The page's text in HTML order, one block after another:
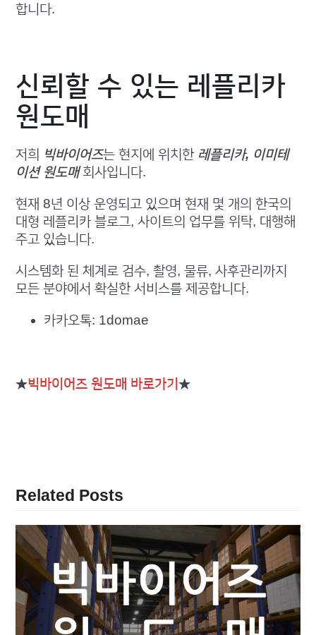
합니다.
신뢰할 수 있는 레플리카
원도매
저희 빅바이어즈는 현지에 위치한 레플리카, 이미테
이션 원도매회사입니다.
현재 8년 이상 운영되고 있으며 현재 몇 개의 한국의
대형 레플리카 블로그, 사이트의 업무를 위탁, 대행해
주고 있습니다.
시스템화 된 체계로 검수, 촬영, 물류, 사후관리까지
모든 분야에서 확실한 서비스를 제공합니다.
카카오톡: 1domae
★빅바이어즈 원도매 바로가기★
Related Posts